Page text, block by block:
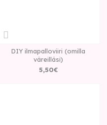
DIY ilmapalloviiri (omilla
väreilläsi)
5,50€